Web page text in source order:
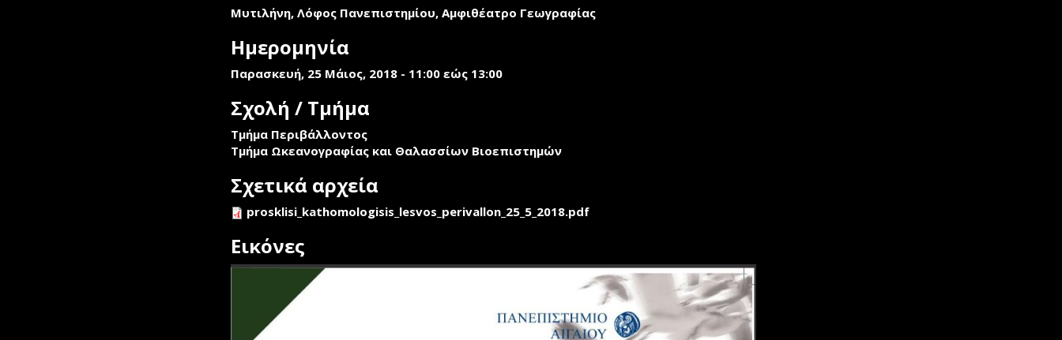
Μυτιλήνη, Λόφος Πανεπιστημίου, Αμφιθέατρο Γεωγραφίας
Ημερομηνία
Παρασκευή, 25 Μάιος, 2018 - 11:00 εώς 13:00
Σχολή / Τμήμα
Τμήμα Περιβάλλοντος
Τμήμα Ωκεανογραφίας και Θαλασσίων Βιοεπιστημών
Σχετικά αρχεία
prosklisi_kathomologisis_lesvos_perivallon_25_5_2018.pdf
Εικόνες